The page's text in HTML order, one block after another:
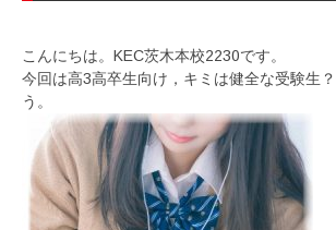
こんにちは。KEC茨木本校2230です。
今回は高3高卒生向け，キミは健全な受験生
う。